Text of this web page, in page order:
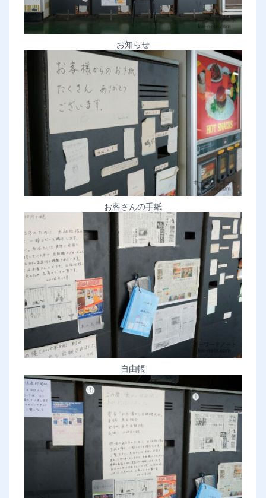
お知らせ
お客さんの手紙
自由帳